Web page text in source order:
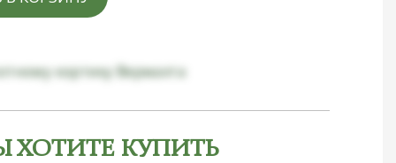
кортику Вермахта
ХОТИТЕ КУПИТЬ